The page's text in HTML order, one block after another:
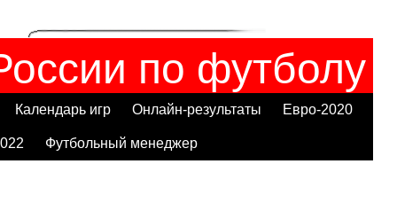
по футболу
Календарь игр Онлайн-результаты Евро-2020
Футбольный менеджер